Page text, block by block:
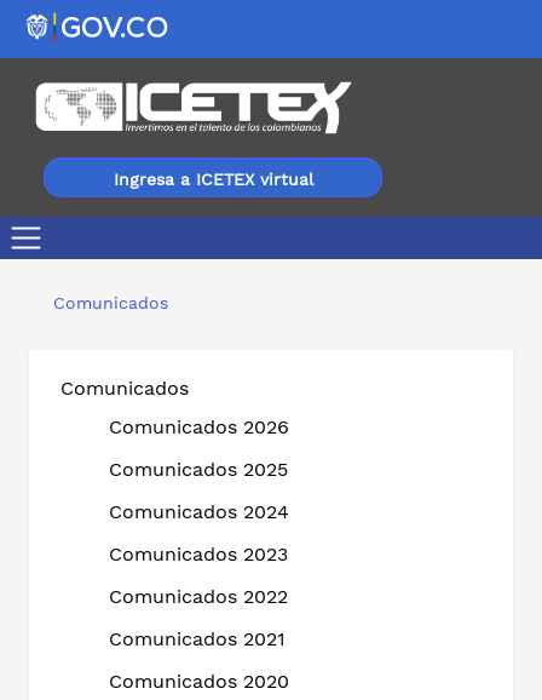
Ingresa a ICETEX virtual
Comunicados
Comunicados
Comunicados 2026
Comunicados 2025
Comunicados 2024
Comunicados 2023
Comunicados 2022
Comunicados 2021
Comunicados 2020